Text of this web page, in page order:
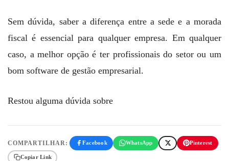
Sem dúvida, saber a diferença entre a sede e a morada
fiscal é essencial para qualquer empresa. Em qualquer
caso, a melhor opção é ter profissionais do setor ou um
bom software de gestão empresarial.
Restou alguma dúvida sobre
COMPARTILHAR: Facebook WhatsApp Pinterest
Copiar Link